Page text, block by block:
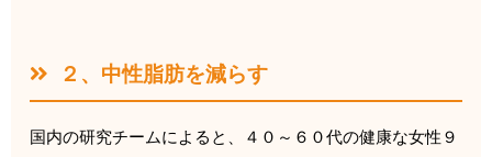
２、中性脂肪を減らす
国内の研究チームによると、４０～ ６０代の健康な女性９